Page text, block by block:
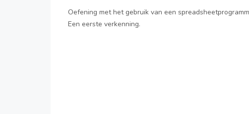
Oefening met het gebruik van een
Een eerste verkenning.